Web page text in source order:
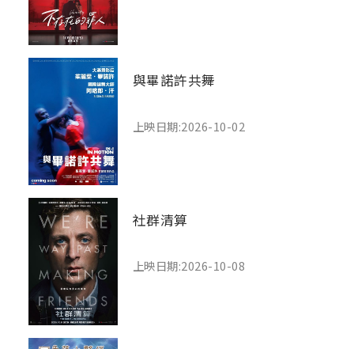
與畢諾許共舞
上映日期:2026-10-02
社群清算
上映日期:2026-10-08